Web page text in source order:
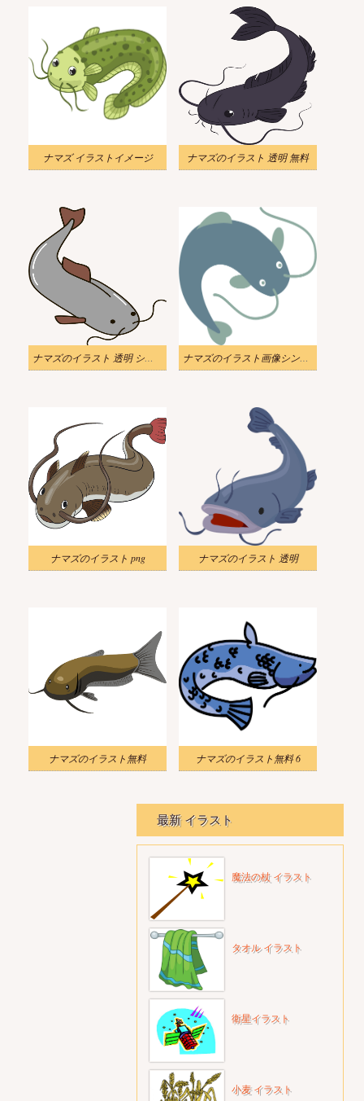
ナマズ イラストイメージ ナマズのイラスト 透明 無料
ナマズのイラスト 透明 シンプル ナマズのイラスト画像シンプル
ナマズのイラスト png ナマズのイラスト 透明
ナマズのイラスト無料 ナマズのイラスト無料 6
最新 イラスト
魔法の杖 イラスト
タオル イラスト
衛星イラスト
小麦 イラスト